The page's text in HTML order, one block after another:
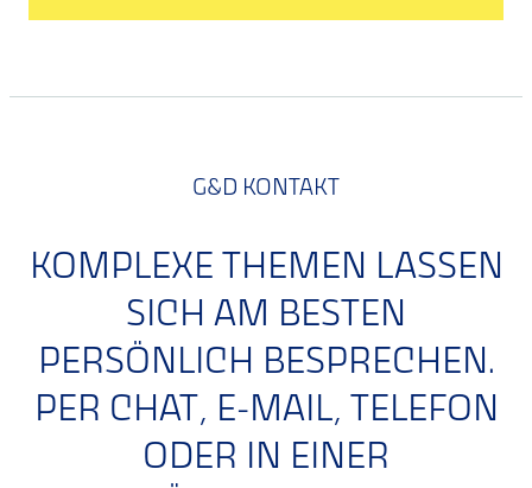
G&D KONTAKT
KOMPLEXE THEMEN LASSEN
SICH AM BESTEN
PERSÖNLICH BESPRECHEN.
PER CHAT, E-MAIL, TELEFON
ODER IN EINER